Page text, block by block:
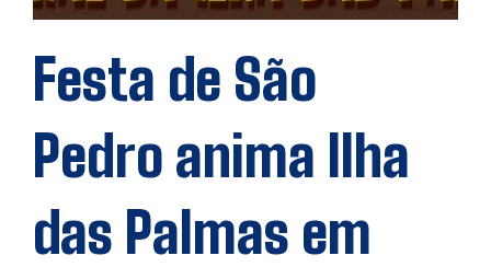
Festa de São
Pedro anima Ilha
das Palmas em